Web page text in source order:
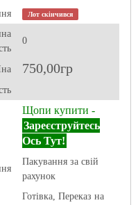
Лот скінчився
0
750,00гр
Щопи купити -
Зареєструйтесь
Ось Тут!
Пакування за свій
рахунок
Готівка, Переказ на